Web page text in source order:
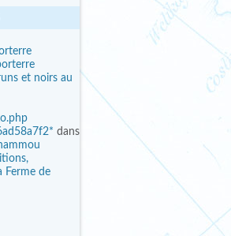
et noirs au
dans
Ferme de